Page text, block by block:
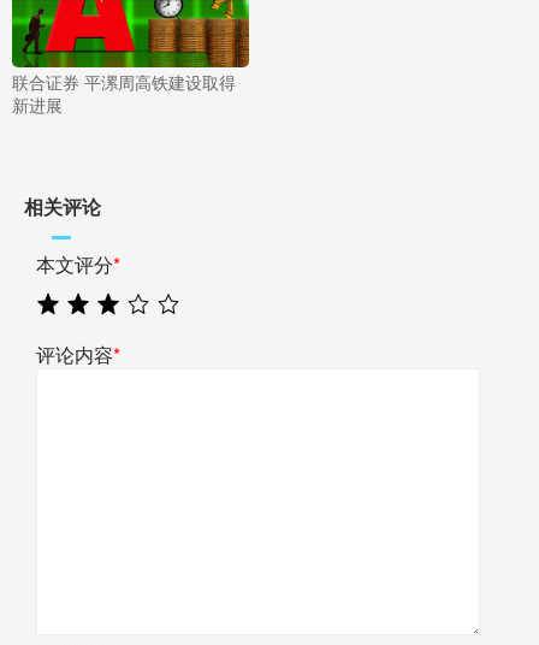
联合证券 平漯周高铁建设取得
新进展
相关评论
本文评分*
评论内容*